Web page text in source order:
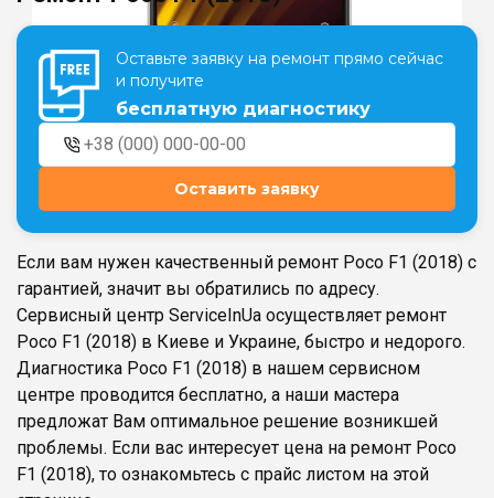
Театральная
г. Киев, ул. Крещатик 44-А
Оболонь
г. Киев, ТЦ LAKE PLAZA, ул. Героев
полка «Азов», 12
Дарница
г. Киев, Комфорт Таун, ул.
Березнева, 16, корпус 3
Оставьте заявку на ремонт прямо сейчас
и получите
бесплатную диагностику
Оставить заявку
Если вам нужен качественный ремонт Poco F1 (2018) с
гарантией, значит вы обратились по адресу.
Сервисный центр ServiceInUa осуществляет ремонт
Poco F1 (2018) в Киеве и Украине, быстро и недорого.
Диагностика Poco F1 (2018) в нашем сервисном
центре проводится бесплатно, а наши мастера
предложат Вам оптимальное решение возникшей
проблемы. Если вас интересует цена на ремонт Poco
F1 (2018), то ознакомьтесь с прайс листом на этой